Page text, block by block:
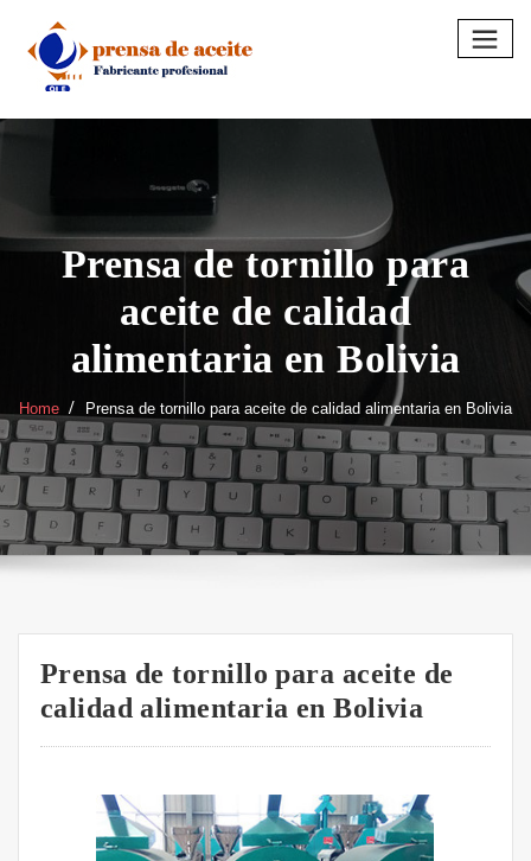
content
Prensa de tornillo para
aceite de calidad
alimentaria en Bolivia
Home Prensa de tornillo para aceite de calidad alimentaria en Bolivia
Prensa de tornillo para aceite de
calidad alimentaria en Bolivia